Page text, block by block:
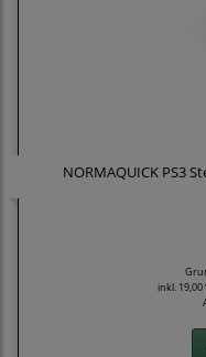
NORMAQUICK PS3
inkl. 19,00